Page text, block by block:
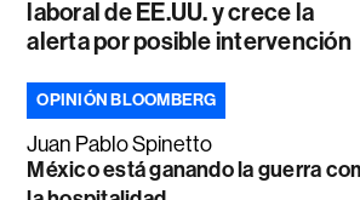
laboral de EE.UU. y crece la
alerta por posible intervención
OPINIÓN BLOOMBERG
Juan Pablo Spinetto
México está ganando la guerra